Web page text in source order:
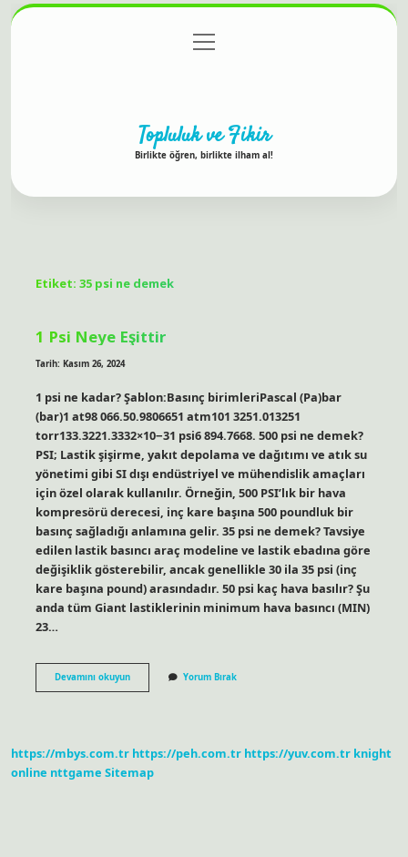
Gizlilik Politikası
menüyü
aç
Topluluk ve Fikir
Birlikte öğren, birlikte ilham al!
Etiket: 35 psi ne demek
1 Psi Neye Eşittir
Tarih: Kasım 26, 2024
1 psi ne kadar? Şablon:Basınç birimleriPascal (Pa)bar
(bar)1 at98 066.50.9806651 atm101 3251.013251
torr133.3221.3332×10−31 psi6 894.7668. 500 psi ne demek?
PSI; Lastik şişirme, yakıt depolama ve dağıtımı ve atık su
yönetimi gibi SI dışı endüstriyel ve mühendislik amaçları
için özel olarak kullanılır. Örneğin, 500 PSI’lık bir hava
kompresörü derecesi, inç kare başına 500 poundluk bir
basınç sağladığı anlamına gelir. 35 psi ne demek? Tavsiye
edilen lastik basıncı araç modeline ve lastik ebadına göre
değişiklik gösterebilir, ancak genellikle 30 ila 35 psi (inç
kare başına pound) arasındadır. 50 psi kaç hava basılır? Şu
anda tüm Giant lastiklerinin minimum hava basıncı (MIN)
23…
Devamını okuyun1
Psi
Yorum Bırak
https://mbys.com.tr https://peh.com.tr https://yuv.com.tr knight
online nttgame Sitemap